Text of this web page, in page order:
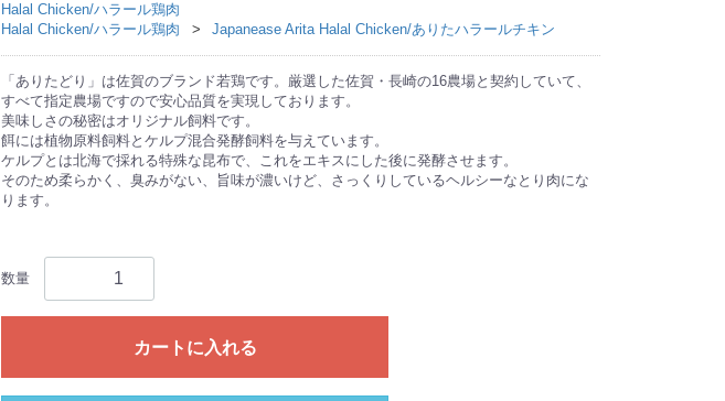
Halal Chicken/ハラール鶏肉
Halal Chicken/ハラール鶏肉
Japanease Arita Halal Chicken/ありたハラールチキン
「ありたどり」は佐賀のブランド若鶏です。厳選した佐賀・長崎の16農場と契約していて、
すべて指定農場ですので安心品質を実現しております。
美味しさの秘密はオリジナル飼料です。
餌には植物原料飼料とケルプ混合発酵飼料を与えています。
ケルプとは北海で採れる特殊な昆布で、これをエキスにした後に発酵させます。
そのため柔らかく、臭みがない、旨味が濃いけど、さっくりしているヘルシーなとり肉にな
ります。
数量
カートに入れる